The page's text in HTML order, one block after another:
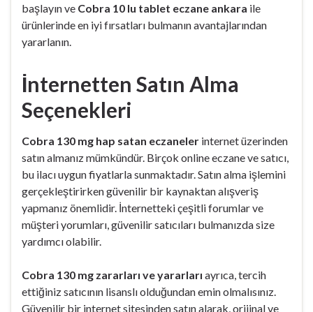
başlayın ve Cobra 10 lu tablet eczane ankara ile
ürünlerinde en iyi fırsatları bulmanın avantajlarından
yararlanın.
İnternetten Satın Alma
Seçenekleri
Cobra 130 mg hap satan eczaneler internet üzerinden
satın almanız mümkündür. Birçok online eczane ve satıcı,
bu ilacı uygun fiyatlarla sunmaktadır. Satın alma işlemini
gerçekleştirirken güvenilir bir kaynaktan alışveriş
yapmanız önemlidir. İnternetteki çeşitli forumlar ve
müşteri yorumları, güvenilir satıcıları bulmanızda size
yardımcı olabilir.
Cobra 130 mg zararları ve yararları ayrıca, tercih
ettiğiniz satıcının lisanslı olduğundan emin olmalısınız.
Güvenilir bir internet sitesinden satın alarak, orijinal ve